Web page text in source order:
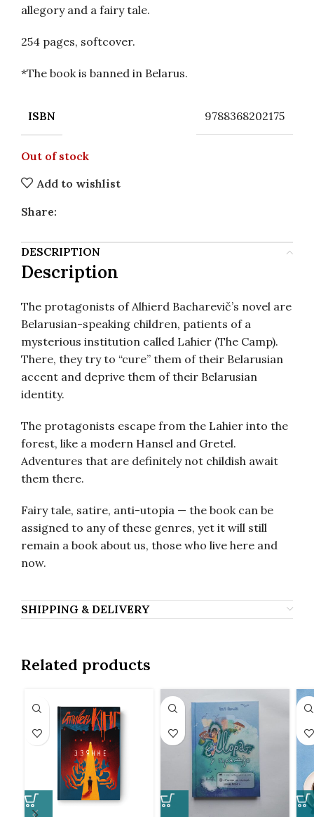
allegory and a fairy tale.
254 pages, softcover.
*The book is banned in Belarus.
ISBN 9788368202175
Out of stock
Add to wishlist
Share:
DESCRIPTION
Description
The protagonists of Alhierd Bacharevič’s novel are
Belarusian-speaking children, patients of a
mysterious institution called Lahier (The Camp).
There, they try to “cure” them of their Belarusian
accent and deprive them of their Belarusian
identity.
The protagonists escape from the Lahier into the
forest, like a modern Hansel and Gretel.
Adventures that are definitely not childish await
them there.
Fairy tale, satire, anti-utopia — the book can be
assigned to any of these genres, yet it will still
remain a book about us, those who live here and
now.
SHIPPING & DELIVERY
Related products